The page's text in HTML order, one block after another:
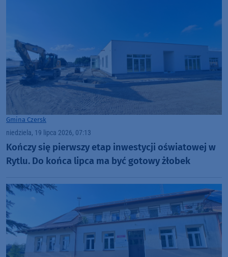
Gmina Czersk
niedziela, 19 lipca 2026, 07:13
Kończy się pierwszy etap inwestycji oświatowej w
Rytlu. Do końca lipca ma być gotowy żłobek